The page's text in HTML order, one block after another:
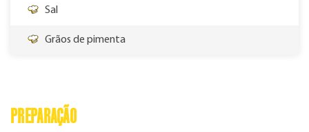
Sal
Grãos de pimenta
PREPARAÇÃO